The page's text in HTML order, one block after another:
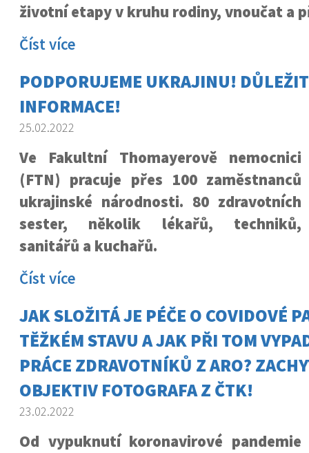
životní etapy v kruhu rodiny, vnoučat a
Číst více
PODPORUJEME UKRAJINU!
INFORMACE!
25.02.2022
Ve Fakultní Thomayerově nemocnici
(FTN) pracuje přes 100 zaměstnanců
ukrajinské národnosti. 80 zdravotních
sester, několik lékařů, techniků,
sanitářů a kuchařů.
Číst více
JAK SLOŽITÁ JE PÉČE O COVIDOVÉ
TĚŽKÉM STAVU A JAK PŘI TOM
PRÁCE ZDRAVOTNÍKŮ Z ARO?
OBJEKTIV FOTOGRAFA Z ČTK!
23.02.2022
Od vypuknutí koronavirové pandemie